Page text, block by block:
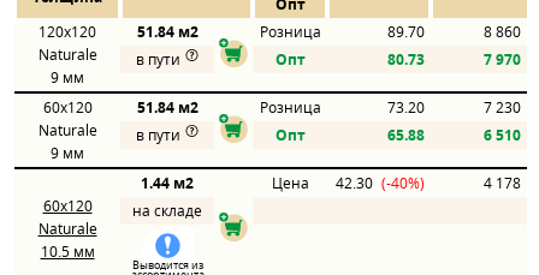
Опт
120x120
Naturale
9 мм
51.84 м2 Розница 89.70
8 860
в пути
Опт 80.73 7 970
60x120
Naturale
9 мм
51.84 м2 Розница 73.20
7 230
в пути
Опт 65.88 6 510
60x120
Naturale
10.5 мм
1.44 м2 Цена 42.30 (-40%)
4 178
на складе
Выводится из